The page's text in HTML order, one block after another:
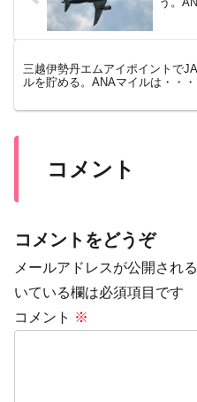
三越伊勢丹エムアイポイントで
ルを貯める。ANAマイルは・・・
コメント
コメントをどうぞ
メールアドレスが公開され
いている欄は必須項目です
コメント ※